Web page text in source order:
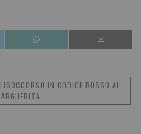
IN CODICE ROSSO AL